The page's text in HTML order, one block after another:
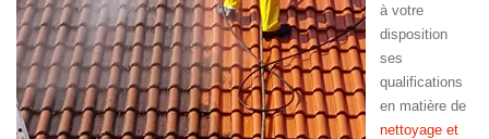
à votre
disposition
ses
qualifications
en matière de
nettoyage et